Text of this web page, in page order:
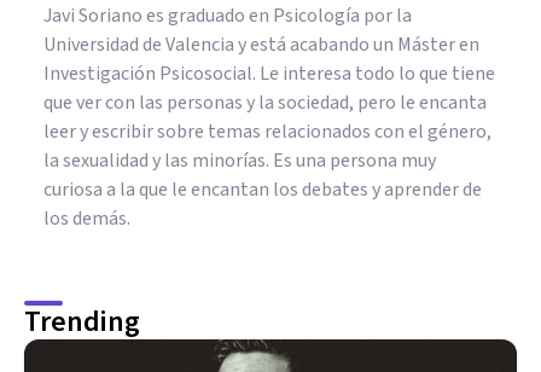
Javi Soriano es graduado en Psicología por la
Universidad de Valencia y está acabando un Máster en
Investigación Psicosocial. Le interesa todo lo que tiene
que ver con las personas y la sociedad, pero le encanta
leer y escribir sobre temas relacionados con el género,
la sexualidad y las minorías. Es una persona muy
curiosa a la que le encantan los debates y aprender de
los demás.
Trending